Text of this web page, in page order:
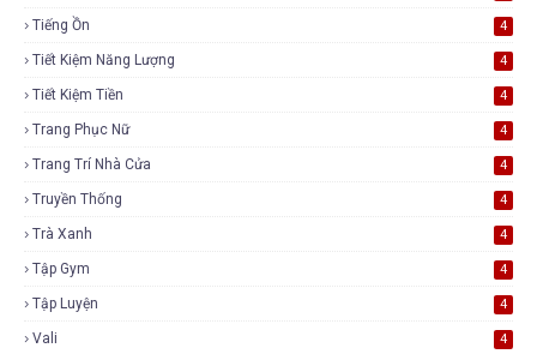
Tiếng Ồn 4
Tiết Kiệm Năng Lượng 4
Tiết Kiệm Tiền 4
Trang Phục Nữ 4
Trang Trí Nhà Cửa 4
Truyền Thống 4
Trà Xanh 4
Tập Gym 4
Tập Luyện 4
Vali 4